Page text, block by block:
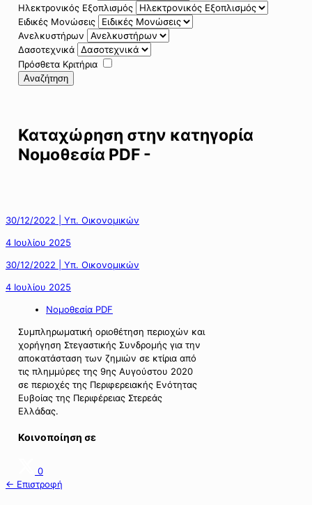
Ηλεκτρονικός Εξοπλισμός
Ειδικές Μονώσεις
Ανελκυστήρων
Δασοτεχνικά
Πρόσθετα Κριτήρια
Αναζήτηση
Καταχώρηση στην κατηγορία
Νομοθεσία PDF -
30/12/2022 | Υπ. Οικονομικών
4 Ιουλίου 2025
30/12/2022 | Υπ. Οικονομικών
4 Ιουλίου 2025
Νομοθεσία PDF
Συμπληρωματική οριοθέτηση περιοχών και
χορήγηση Στεγαστικής Συνδρομής για την
αποκατάσταση των ζημιών σε κτίρια από
τις πλημμύρες της 9ης Αυγούστου 2020
σε περιοχές της Περιφερειακής Ενότητας
Ευβοίας της Περιφέρειας Στερεάς
Ελλάδας.
Κοινοποίηση σε
0
← Επιστροφή